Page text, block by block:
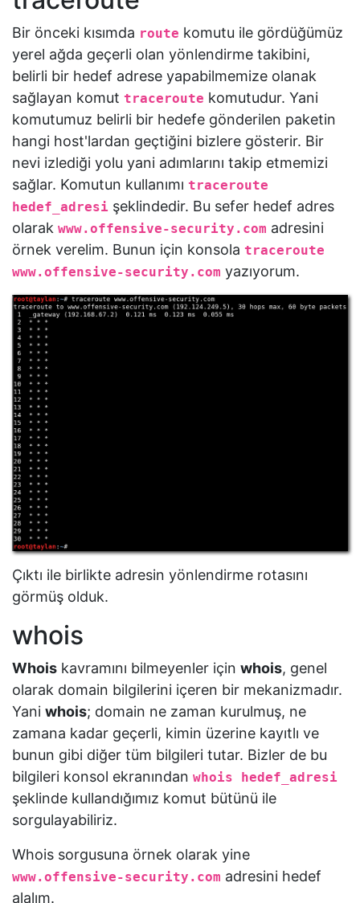
Bir önceki kısımda route komutu ile gördüğümüz
yerel ağda geçerli olan yönlendirme takibini,
belirli bir hedef adrese yapabilmemize olanak
sağlayan komut traceroute komutudur. Yani
komutumuz belirli bir hedefe gönderilen paketin
hangi host'lardan geçtiğini bizlere gösterir. Bir
nevi izlediği yolu yani adımlarını takip etmemizi
sağlar. Komutun kullanımı traceroute
hedef_adresi şeklindedir. Bu sefer hedef adres
olarak www.offensive-security.com adresini
örnek verelim. Bunun için konsola traceroute
www.offensive-security.com yazıyorum.
Çıktı ile birlikte adresin yönlendirme rotasını
görmüş olduk.
whois
Whois kavramını bilmeyenler için whois, genel
olarak domain bilgilerini içeren bir mekanizmadır.
Yani whois; domain ne zaman kurulmuş, ne
zamana kadar geçerli, kimin üzerine kayıtlı ve
bunun gibi diğer tüm bilgileri tutar. Bizler de bu
bilgileri konsol ekranından whois hedef_adresi
şeklinde kullandığımız komut bütünü ile
sorgulayabiliriz.
Whois sorgusuna örnek olarak yine
www.offensive-security.com adresini hedef
alalım.